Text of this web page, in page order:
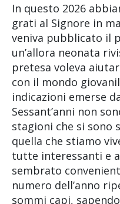
In questo 2026
grati al Signore in
veniva pubblicato il
un’allora neonata
pretesa voleva
con il mondo
indicazioni emerse
Sessant’anni non
stagioni che si sono
quella che stiamo
tutte interessanti e
sembrato
numero dell’anno
sommi capi,